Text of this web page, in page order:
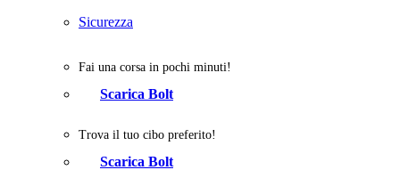
Sicurezza
Fai una corsa in pochi minuti!
Scarica Bolt
Trova il tuo cibo preferito!
Scarica Bolt